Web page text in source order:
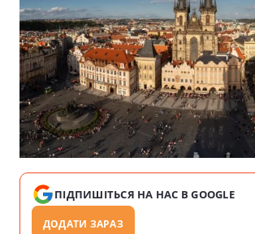
ПІДПИШІТЬСЯ НА НАС В GOOGLE
ДОДАТИ ЗАРАЗ